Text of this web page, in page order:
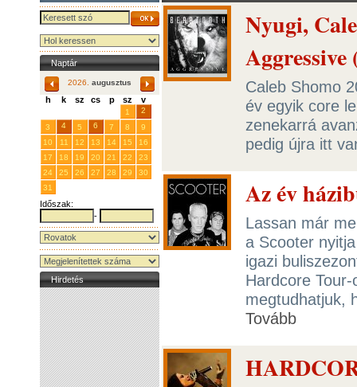
Naptár
2026. augusztus
h k sz cs p sz v
1
2
3
4 5 6 7 8
9
10
11 12 13 14 15
16
17
18 19 20 21 22
23
24
25 26 27 28 29
30
31
Időszak:
-
Hirdetés
Nyugi,
Aggressive
Caleb Shomo
év egyik core
zenekarrá
pedig újra itt
Az év
Lassan már
a Scooter
igazi
Hardcore
megtudhatjuk,
Tovább